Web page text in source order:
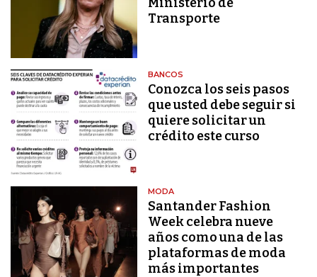
Transporte
BANCOS
Conozca los seis pasos
que usted debe seguir si
quiere solicitar un
crédito este curso
MODA
Santander Fashion
Week celebra nueve
años como una de las
plataformas de moda
más importantes